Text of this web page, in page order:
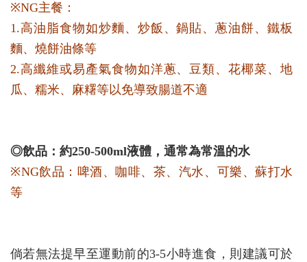
※NG主餐：
1.高油脂食物如炒麵、炒飯、鍋貼、蔥油餅、鐵板
麵、燒餅油條等
2.高纖維或易產氣食物如洋蔥、豆類、花椰菜、地
瓜、糯米、麻糬等以免導致腸道不適
◎飲品：約250-500ml液體，通常為常溫的水
※NG飲品：啤酒、咖啡、茶、汽水、可樂、蘇打水
等
倘若無法提早至運動前的3-5小時進食，則建議可於